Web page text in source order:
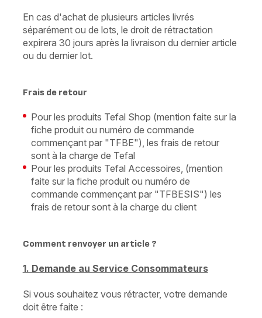
En cas d'achat de plusieurs articles livrés
séparément ou de lots, le droit de rétractation
expirera 30 jours après la livraison du dernier article
ou du dernier lot.
Frais de retour
Pour les produits Tefal Shop (mention faite sur la
fiche produit ou numéro de commande
commençant par "TFBE"), les frais de retour
sont à la charge de Tefal
Pour les produits Tefal Accessoires, (mention
faite sur la fiche produit ou numéro de
commande commençant par "TFBESIS") les
frais de retour sont à la charge du client
Comment renvoyer un article ?
1. Demande au Service Consommateurs
Si vous souhaitez vous rétracter, votre demande
doit être faite :